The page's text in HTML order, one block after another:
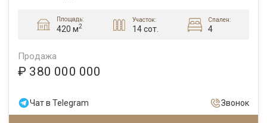
Площадь:
420 м2
Участок:
14 сот.
Спален:
4
Продажа
₽ 380 000 000
Чат в Telegram Звонок